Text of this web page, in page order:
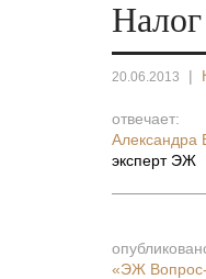
20.06.2013 |
отвечает:
Александра
эксперт ЭЖ
«ЭЖ Вопрос-